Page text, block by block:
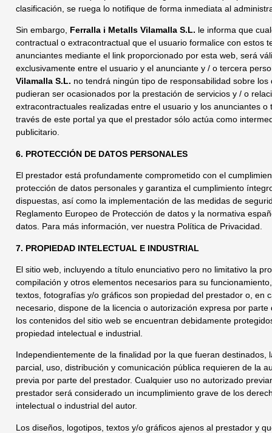
clasificación, se ruega lo notifique de forma inmediata al
Sin embargo, Ferralla i Metalls Vilamalla S.L. le informa que
contractual o extracontractual que el usuario formalice con estos
anunciantes mediante el link proporcionado por esta web, será
exclusivamente entre el usuario y el anunciante y / o tercera
Vilamalla S.L. no tendrá ningún tipo de responsabilidad sobre los
pudieran ser ocasionados por la prestación de servicios y / o
extracontractuales realizadas entre el usuario y los anunciantes o
través de este portal ya que el prestador sólo actúa como
publicitario.
6. PROTECCIÓN DE DATOS PERSONALES
El prestador está profundamente comprometido con el
protección de datos personales y garantiza el cumplimiento
dispuestas, así como la implementación de las medidas de
Reglamento Europeo de Protección de datos y la normativa
datos. Para más información, ver nuestra Política de Privacidad.
7. PROPIEDAD INTELECTUAL E INDUSTRIAL
El sitio web, incluyendo a título enunciativo pero no limitativo la
compilación y otros elementos necesarios para su
textos, fotografías y/o gráficos son propiedad del prestador o, en
necesario, dispone de la licencia o autorización expresa por parte
los contenidos del sitio web se encuentran debidamente
propiedad intelectual e industrial.
Independientemente de la finalidad por la que fueran destinados,
parcial, uso, distribución y comunicación pública requieren de la
previa por parte del prestador. Cualquier uso no autorizado
prestador será considerado un incumplimiento grave de los
intelectual o industrial del autor.
Los diseños, logotipos, textos y/o gráficos ajenos al prestador y